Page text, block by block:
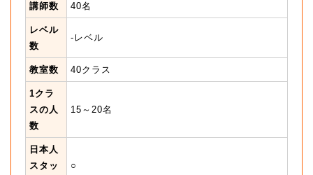
講師数 40名
レベル
数
-レベル
教室数 40クラス
1クラ
スの人
数
15～20名
日本人
スタッ
○